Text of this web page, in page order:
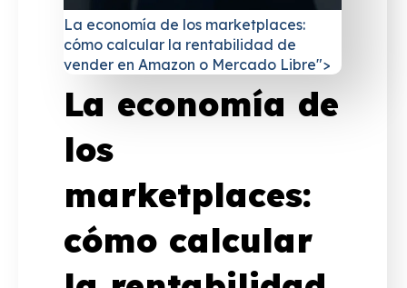
La economía de los marketplaces:
cómo calcular la rentabilidad de
vender en Amazon o Mercado Libre">
La economía de
los
marketplaces:
cómo calcular